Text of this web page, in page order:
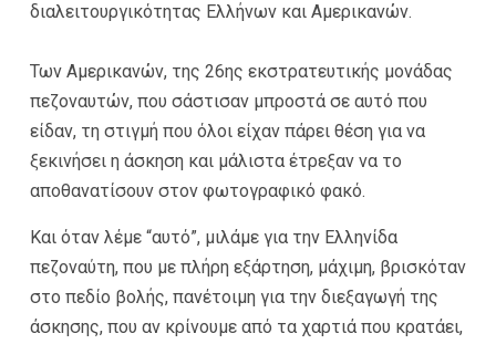
διαλειτουργικότητας Ελλήνων και Αμερικανών.
Των Αμερικανών, της 26ης εκστρατευτικής μονάδας
πεζοναυτών, που σάστισαν μπροστά σε αυτό που
είδαν, τη στιγμή που όλοι είχαν πάρει θέση για να
ξεκινήσει η άσκηση και μάλιστα έτρεξαν να το
αποθανατίσουν στον φωτογραφικό φακό.
Και όταν λέμε “αυτό”, μιλάμε για την Ελληνίδα
πεζοναύτη, που με πλήρη εξάρτηση, μάχιμη, βρισκόταν
στο πεδίο βολής, πανέτοιμη για την διεξαγωγή της
άσκησης, που αν κρίνουμε από τα χαρτιά που κρατάει,